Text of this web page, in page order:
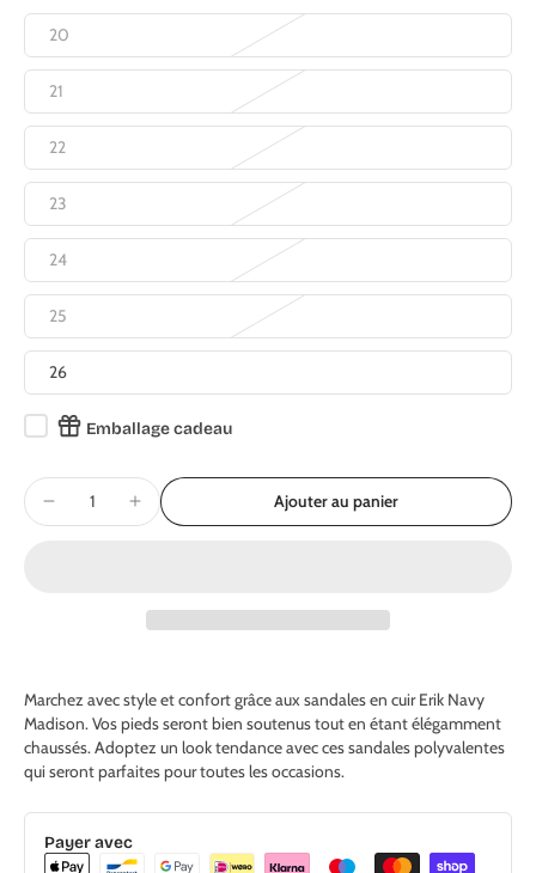
20
21
22
23
24
25
26
Emballage cadeau
Ajouter au panier
Marchez avec style et confort grâce aux sandales en cuir Erik Navy
Madison. Vos pieds seront bien soutenus tout en étant élégamment
chaussés. Adoptez un look tendance avec ces sandales polyvalentes
qui seront parfaites pour toutes les occasions.
Payer avec